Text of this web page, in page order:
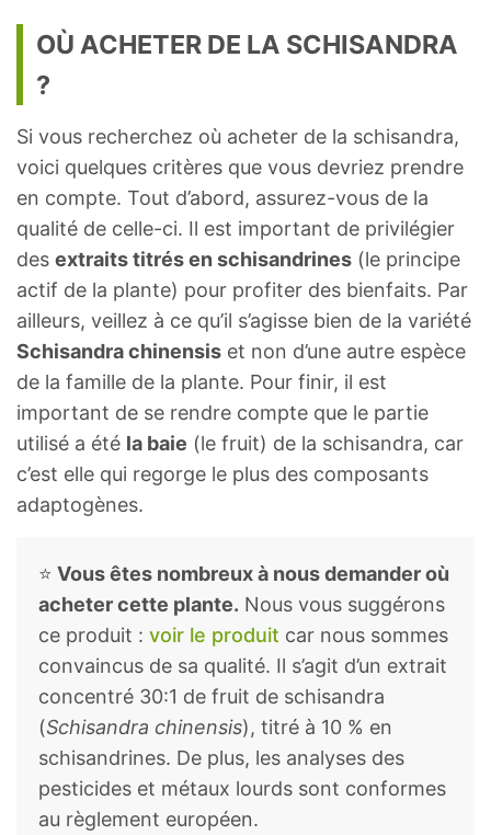
OÙ ACHETER DE LA SCHISANDRA
?
Si vous recherchez où acheter de la schisandra,
voici quelques critères que vous devriez prendre
en compte. Tout d’abord, assurez-vous de la
qualité de celle-ci. Il est important de privilégier
des extraits titrés en schisandrines (le principe
actif de la plante) pour profiter des bienfaits. Par
ailleurs, veillez à ce qu’il s’agisse bien de la variété
Schisandra chinensis et non d’une autre espèce
de la famille de la plante. Pour finir, il est
important de se rendre compte que le partie
utilisé a été la baie (le fruit) de la schisandra, car
c’est elle qui regorge le plus des composants
adaptogènes.
⭐ Vous êtes nombreux à nous demander où
acheter cette plante. Nous vous suggérons
ce produit : voir le produit car nous sommes
convaincus de sa qualité. Il s’agit d’un extrait
concentré 30:1 de fruit de schisandra
(Schisandra chinensis), titré à 10 % en
schisandrines. De plus, les analyses des
pesticides et métaux lourds sont conformes
au règlement européen.